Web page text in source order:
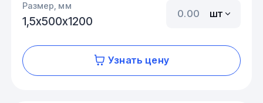
Размер, мм
1,5х500х1200
шт
Узнать цену